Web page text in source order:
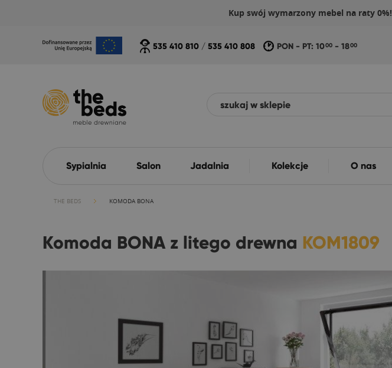
Kup swój wymarzony mebel na raty 0%!
535 410 810 / 535 410 808 PON - PT: 1000 - 1800
Sypialnia Salon Jadalnia Kolekcje O nas
THE BEDS KOMODA BONA
Komoda BONA z litego drewna KOM1809